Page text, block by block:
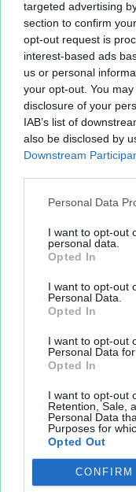
targeted advertising
section to confirm
opt-out request is
interest-based ads
us or personal
your opt-out. You
disclosure of your
IAB’s list of
also be disclosed by
Downstream
Personal Data
I want to opt-out
personal data.
Opted In
I want to opt-out
Personal Data.
Opted In
I want to opt-out
Personal Data
Opted In
I want to opt-out
Retention, Sale,
Personal Data
Purposes for
Opted Out
CONFIRM